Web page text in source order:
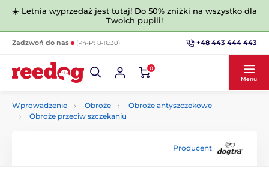
☀️ Letnia wyprzedaż jest tutaj! Do 50% zniżki na wszystko dla
Twoich pupili!
Zadzwoń do nas (Pn-Pt 8-16:30) +48 443 444 443
0
Menu
Wprowadzenie Obroże
Obroże antyszczekowe
Obroże przeciw szczekaniu
Producent